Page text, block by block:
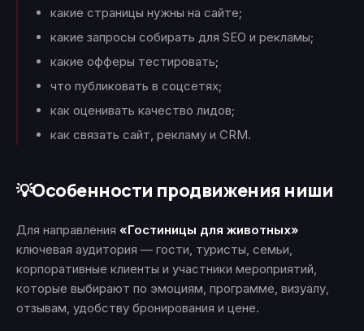
какие страницы нужны на сайте;
какие запросы собирать для SEO и рекламы;
какие офферы тестировать;
что публиковать в соцсетях;
как оценивать качество лидов;
как связать сайт, рекламу и CRM.
💡Особенности продвижения ниши
Для направления «Гостиницы для животных»
ключевая аудитория — гости, туристы, семьи,
корпоративные клиенты и участники мероприятий,
которые выбирают по эмоциям, программе, визуалу,
отзывам, удобству бронирования и цене.